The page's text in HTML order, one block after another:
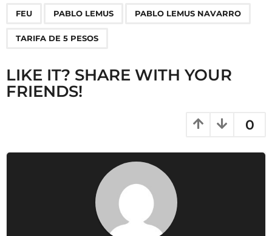
g
n
a
t
n
FEU PABLO LEMUS PABLO LEMUS NAVARRO
TARIFA DE 5 PESOS
LIKE IT? SHARE WITH YOUR
FRIENDS!
0